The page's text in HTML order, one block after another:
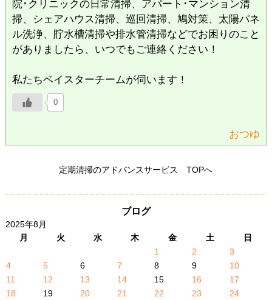
院･クリニックの日常清掃、アパート･マンション清
掃、シェアハウス清掃、巡回清掃、鳩対策、太陽パネ
ル洗浄、貯水槽清掃や排水管清掃などでお困りのこと
がありましたら、いつでもご連絡ください！
私たちベイスターチームが伺います！
0
おつゆ
定期清掃のアドバンスサービス TOPへ
ブログ
2025年8月
月
火 水 木 金 土
日
1
2
3
4
5 6 7 8 9
10
11
12 13 14 15 16
17
18
19 20 21 22 23
24